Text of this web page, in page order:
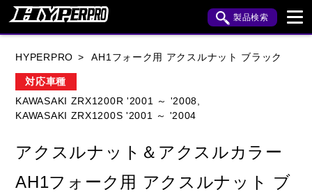
製品検索
KAWASAKI APRILIA BENELLI BMW
BUELL CAGIVA DUCATI
HYPERPRO AH1フォーク用 アクスルナット ブラック
対応車種
KAWASAKI ZRX1200R '2001 ～ '2008,
KAWASAKI ZRX1200S '2001 ～ '2004
アクスルナット＆アクスルカラー
AH1フォーク用 アクスルナット ブ